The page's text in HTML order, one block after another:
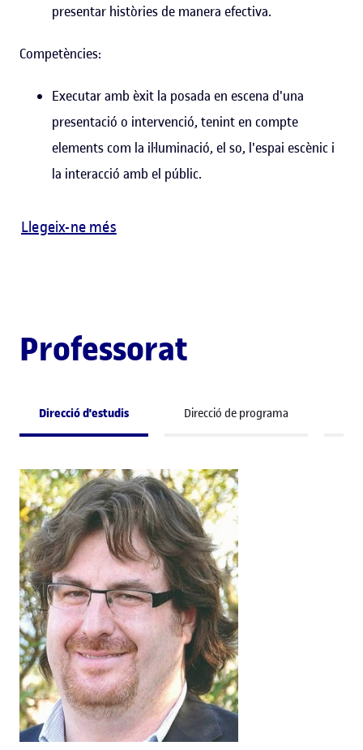
presentar històries de manera efectiva.
Competències:
Executar amb èxit la posada en escena d'una
presentació o intervenció, tenint en compte
elements com la il·luminació, el so, l'espai escènic i
la interacció amb el públic.
Llegeix-ne més
Professorat
Direcció d'estudis Direcció de programa